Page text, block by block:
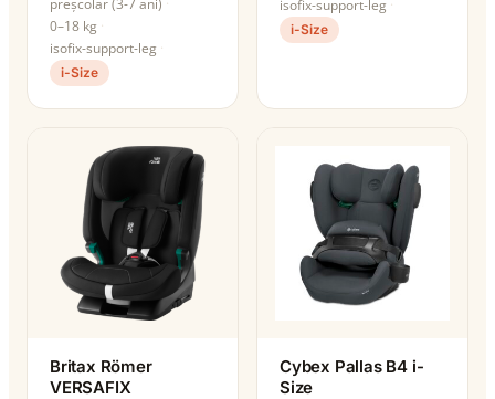
0–18 kg
isofix-support-leg
i-Size
isofix-support-leg
i-Size
Britax Römer
VERSAFIX
Cybex Pallas B4 i-
Size